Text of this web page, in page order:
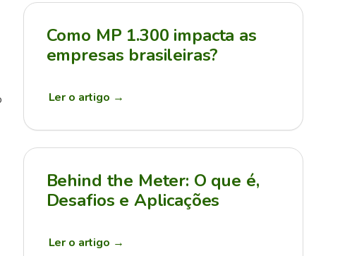
Como MP 1.300 impacta as
empresas brasileiras?
Ler o artigo →
Behind the Meter: O que é,
Desafios e Aplicações
Ler o artigo →